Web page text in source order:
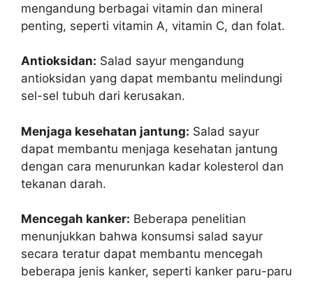
mengandung berbagai vitamin dan mineral
penting, seperti vitamin A, vitamin C, dan folat.
Antioksidan: Salad sayur mengandung
antioksidan yang dapat membantu melindungi
sel-sel tubuh dari kerusakan.
Menjaga kesehatan jantung: Salad sayur
dapat membantu menjaga kesehatan jantung
dengan cara menurunkan kadar kolesterol dan
tekanan darah.
Mencegah kanker: Beberapa penelitian
menunjukkan bahwa konsumsi salad sayur
secara teratur dapat membantu mencegah
beberapa jenis kanker, seperti kanker paru-paru